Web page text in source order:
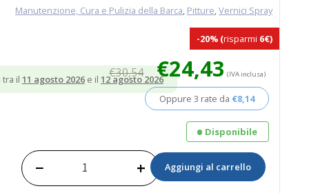
-20% (risparmi 6€)
Manutenzione, Cura e Pulizia della Barca, Pitture,Vernici Spray
€30,54
prezzo
originale
era:
€30,54.
€24,43 prezzo
attuale
è:
€24,43.
(IVA inclusa)
Oppure 3 rate da €8,14
Disponibile
il 11 agosto 2026 e il 12 agosto 2026
Spray− + Aggiungi al carrello